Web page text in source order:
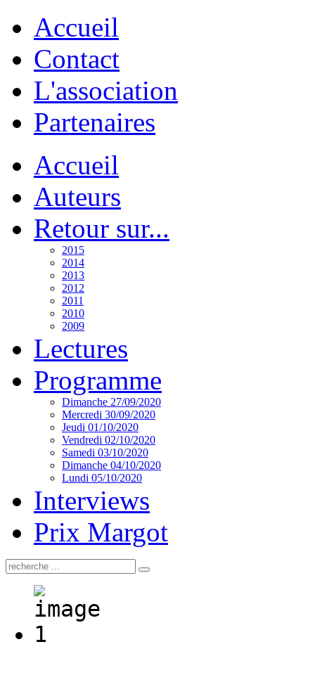
Accueil
Contact
L'association
Partenaires
Accueil
Auteurs
Retour sur...
2015
2014
2013
2012
2011
2010
2009
Lectures
Programme
Dimanche 27/09/2020
Mercredi 30/09/2020
Jeudi 01/10/2020
Vendredi 02/10/2020
Samedi 03/10/2020
Dimanche 04/10/2020
Lundi 05/10/2020
Interviews
Prix Margot